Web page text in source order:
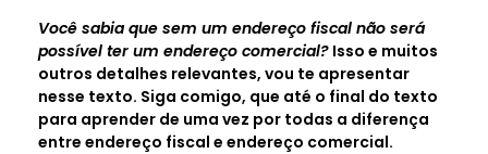
Você sabia que sem um endereço fiscal não será
possível ter um endereço comercial? Isso e muitos
outros detalhes relevantes, vou te apresentar
nesse texto. Siga comigo, que até o final do texto
para aprender de uma vez por todas a diferença
entre endereço fiscal e endereço comercial.